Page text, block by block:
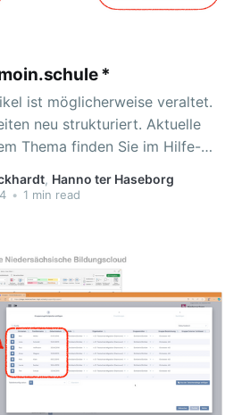
*
ist möglicherweise veraltet.
neu strukturiert. Aktuelle
Thema finden Sie im Hilfe-
Sie als Schulleitung oder
Programme des Landes
, Hanno ter Haseborg
• 1 min read